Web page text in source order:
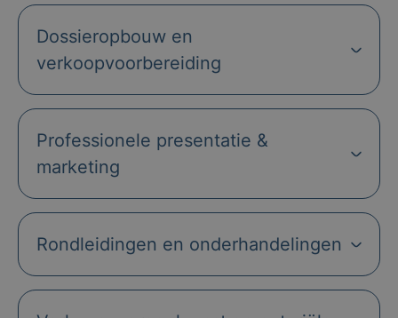
Dossieropbouw en
verkoopvoorbereiding
Professionele presentatie &
marketing
Rondleidingen en onderhandelingen